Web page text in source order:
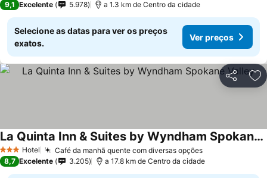
9,1 Excelente 5.978 a 1.3 km de Centro da cidade
Selecione as datas para ver os preços
exatos.
Ver preços
Partilhar
3 EstrelasHotel Café da manhã quente com diversas opções
La Quinta Inn & Suites by Wyndham Spokane Valley
8,7 Excelente 3.205 a 17.8 km de Centro da cidade